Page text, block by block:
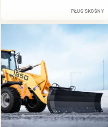
PŁUG SKOŚNY